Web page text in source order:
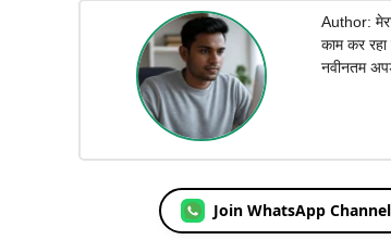
Author:
काम कर
नवीनतम
Join WhatsApp Channel